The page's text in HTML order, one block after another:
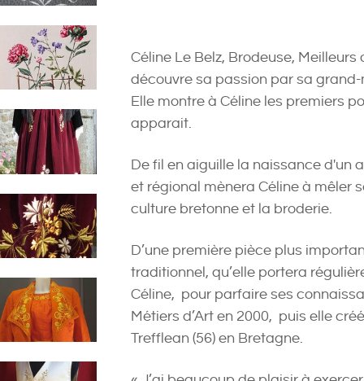
Céline Le Belz, Brodeuse, Meilleurs
découvre sa passion par sa
Elle montre à Céline les premiers
apparait.
De fil en aiguille la naissance d'un
et régional mènera Céline à mêler
culture bretonne et la broderie.
D’une première pièce plus
traditionnel, qu’elle portera
Céline, pour parfaire ses
Métiers d’Art en 2000, puis elle
Trefflean (56) en Bretagne.